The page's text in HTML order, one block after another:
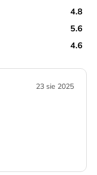
4.8
5.6
4.6
23 sie 2025